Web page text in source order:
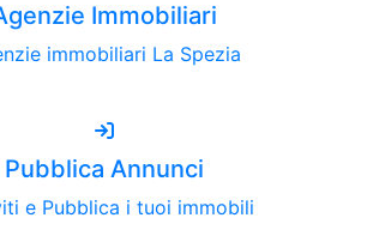
Immobiliari
immobiliari La Spezia
Pubblica Annunci
e Pubblica i tuoi immobili